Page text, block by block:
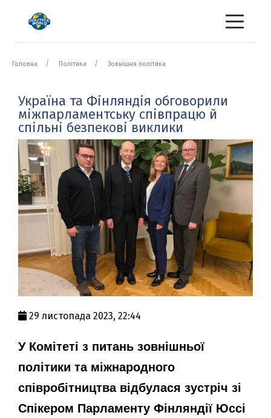
Головна Політика Зовнішня політика
Україна та Фінляндія обговорили
міжпарламентську співпрацю й
спільні безпекові виклики
29 листопада 2023, 22:44
У Комітеті з питань зовнішньої
політики та міжнародного
співробітництва відбулася зустріч зі
Спікером Парламенту Фінляндії Юссі